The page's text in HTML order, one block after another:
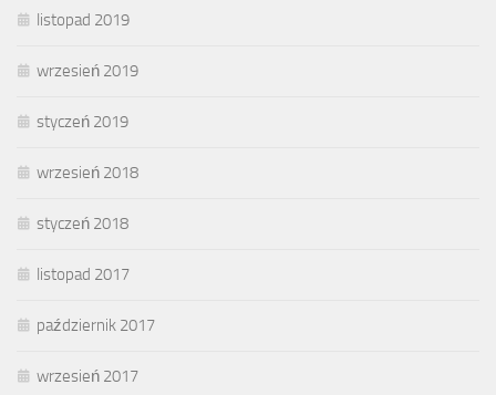
listopad 2019
wrzesień 2019
styczeń 2019
wrzesień 2018
styczeń 2018
listopad 2017
październik 2017
wrzesień 2017